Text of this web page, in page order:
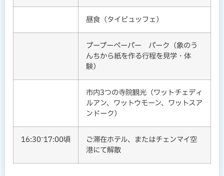
昼食（タイビュッフェ）
プープーペーパー パーク（象のう
んちから紙を作る行程を見学・体
験）
市内3つの寺院観光（ワットチェディ
ルアン、ワットウモーン、ワットスア
ンドーク）
16:30⁻17:00頃
ご滞在ホテル、またはチェンマイ空
港にて解散